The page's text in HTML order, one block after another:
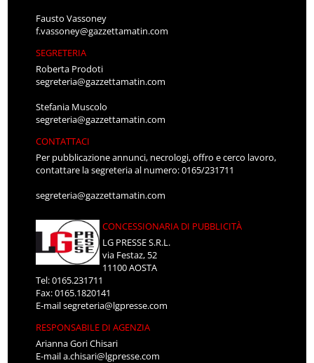
Fausto Vassoney
f.vassoney@gazzettamatin.com
SEGRETERIA
Roberta Prodoti
segreteria@gazzettamatin.com
Stefania Muscolo
segreteria@gazzettamatin.com
CONTATTACI
Per pubblicazione annunci, necrologi, offro e cerco lavoro,
contattare la segreteria al numero: 0165/231711
segreteria@gazzettamatin.com
CONCESSIONARIA DI PUBBLICITÀ
LG PRESSE S.R.L.
via Festaz, 52
11100 AOSTA
Tel: 0165.231711
Fax: 0165.1820141
E-mailsegreteria@lgpresse.com
RESPONSABILE DI AGENZIA
Arianna Gori Chisari
E-maila.chisari@lgpresse.com